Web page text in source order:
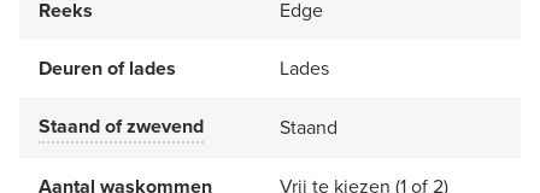
Reeks
Edge
Deuren of lades Lades
Staand of zwevend Staand
Aantal waskommen Vrij te kiezen (1 of 2)